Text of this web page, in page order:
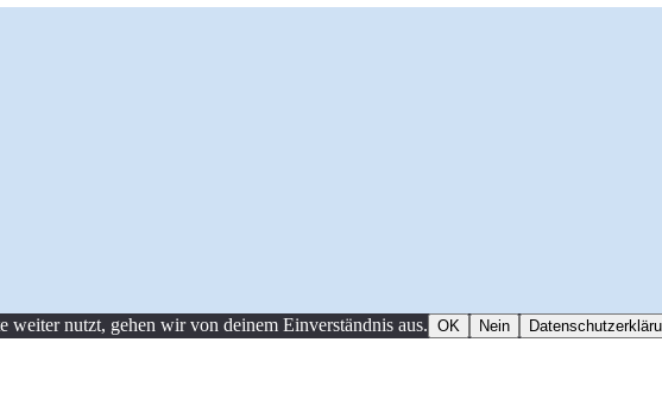
weiter nutzt, gehen wir von deinem Einverständnis aus. OK Nein